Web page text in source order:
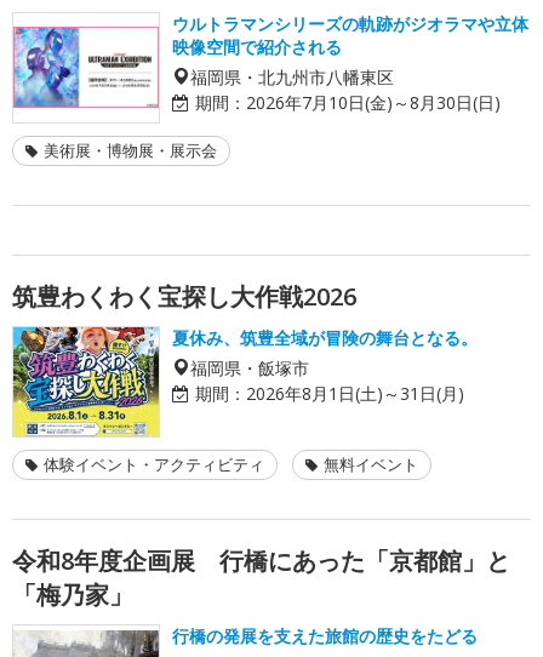
ウルトラマンシリーズの軌跡がジオラマや立体
映像空間で紹介される
福岡県・北九州市八幡東区
期間： 2026年7月10日(金)～8月30日(日)
美術展・博物展・展示会
筑豊わくわく宝探し大作戦2026
夏休み、筑豊全域が冒険の舞台となる。
福岡県・飯塚市
期間： 2026年8月1日(土)～31日(月)
体験イベント・アクティビティ 無料イベント
令和8年度企画展 行橋にあった「京都館」と
「梅乃家」
行橋の発展を支えた旅館の歴史をたどる